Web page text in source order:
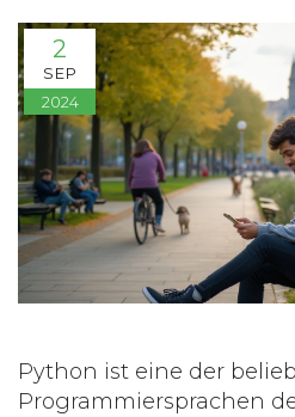
2
SEP
2024
Python ist eine der
Programmiersprachen